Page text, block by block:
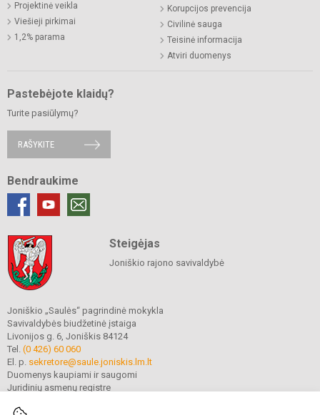
Projektinė veikla
Viešieji pirkimai
1,2% parama
Korupcijos prevencija
Civilinė sauga
Teisinė informacija
Atviri duomenys
Pastebėjote klaidų?
Turite pasiūlymų?
RAŠYKITE
Bendraukime
Steigėjas
Joniškio rajono savivaldybė
Joniškio „Saulės“ pagrindinė mokykla
Savivaldybės biudžetinė įstaiga
Livonijos g. 6, Joniškis 84124
Tel. (0 426) 60 060
El. p. sekretore@saule.joniskis.lm.lt
Duomenys kaupiami ir saugomi
Juridinių asmenų registre